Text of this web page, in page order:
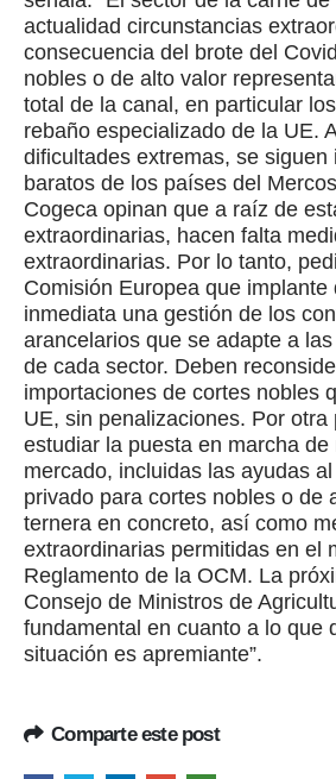
actualidad circunstancias
consecuencia del brote del
nobles o de alto valor
total de la canal, en particular
rebaño especializado de la UE.
dificultades extremas, se siguen
baratos de los países del
Cogeca opinan que a raíz de
extraordinarias, hacen falta
extraordinarias. Por lo tanto,
Comisión Europea que implante
inmediata una gestión de los
arancelarios que se adapte a
de cada sector. Deben
importaciones de cortes nobles
UE, sin penalizaciones. Por
estudiar la puesta en marcha de
mercado, incluidas las ayudas
privado para cortes nobles o de
ternera en concreto, así como
extraordinarias permitidas en el
Reglamento de la OCM. La
Consejo de Ministros de
fundamental en cuanto a lo que
situación es apremiante”.
Comparte este post